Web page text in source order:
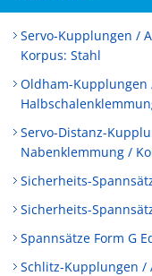
Servo-Kupplungen /
Korpus: Stahl
Oldham-Kupplungen
Servo-Distanz-
Nabenklemmung /
Sicherheits-
Sicherheits-
Spannsätze Form G
Schlitz-Kupplungen /